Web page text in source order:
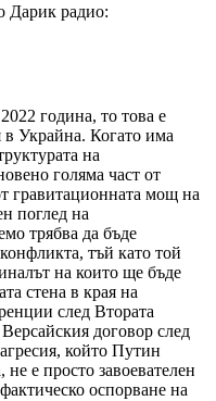
Дарик радио:
година, то това е
в Украйна. Когато има
на
голяма част от
гравитационната мощ на
поглед на
трябва да бъде
тъй като той
на които ще бъде
стена в края на
след Втората
договор след
който Путин
е просто завоевателен
оспорване на